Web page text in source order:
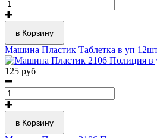
в Корзину
Машина Пластик Таблетка в уп
125 руб
в Корзину